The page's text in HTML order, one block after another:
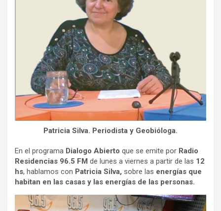
Patricia Silva. Periodista y Geobióloga.
En el programa Dialogo Abierto que se emite por Radio
Residencias 96.5 FM de lunes a viernes a partir de las 12
hs, hablamos con Patricia Silva, sobre las energías que
habitan en las casas y las energías de las personas.